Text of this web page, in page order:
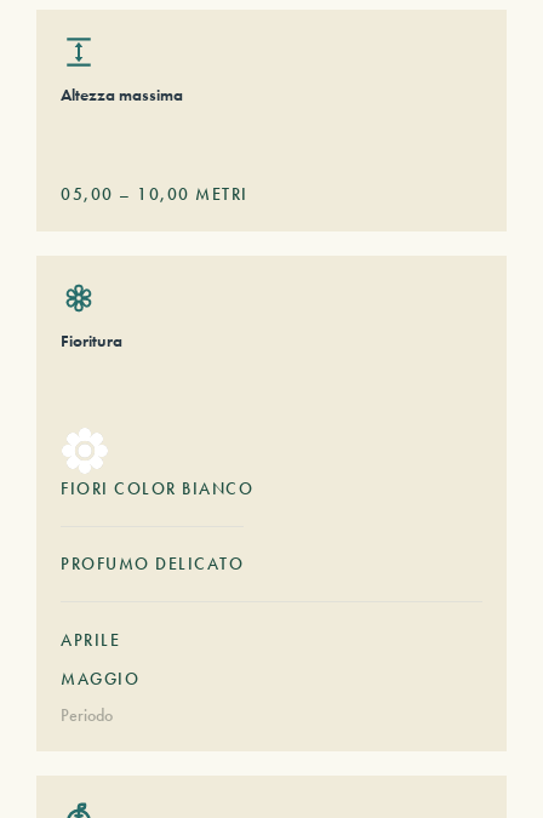
Altezza massima
05,00 – 10,00 METRI
Fioritura
FIORI COLOR BIANCO
PROFUMO DELICATO
APRILE
MAGGIO
Periodo